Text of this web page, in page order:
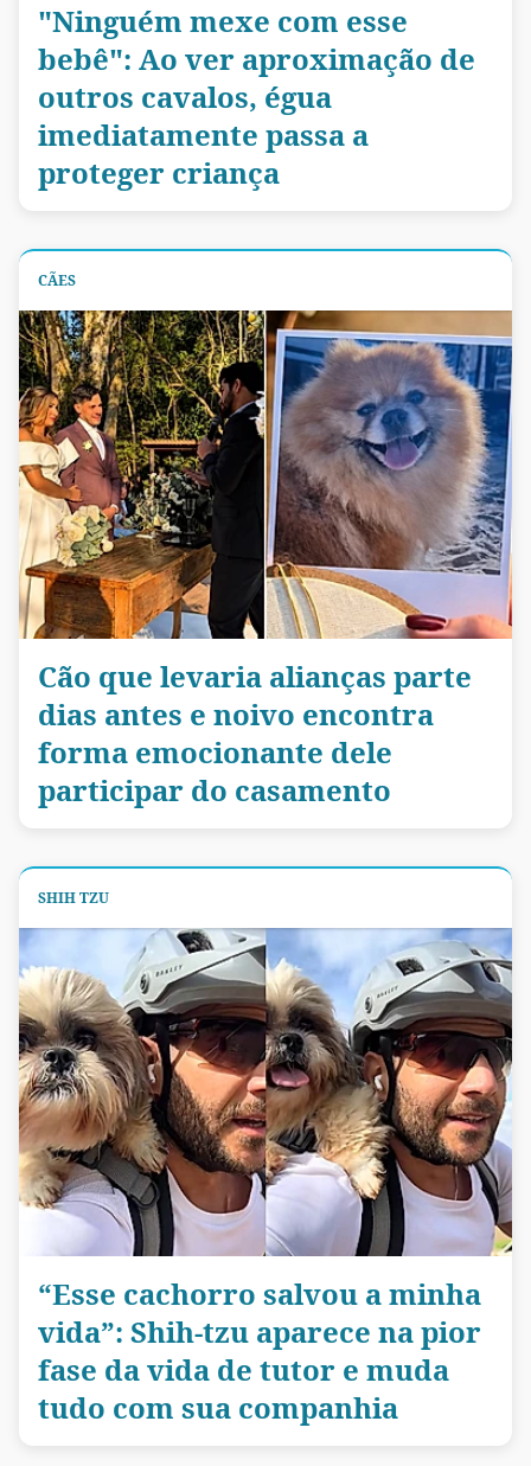
"Ninguém mexe com esse
bebê": Ao ver aproximação de
outros cavalos, égua
imediatamente passa a
proteger criança
CÃES
Cão que levaria alianças parte
dias antes e noivo encontra
forma emocionante dele
participar do casamento
SHIH TZU
“Esse cachorro salvou a minha
vida”: Shih-tzu aparece na pior
fase da vida de tutor e muda
tudo com sua companhia